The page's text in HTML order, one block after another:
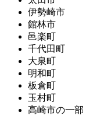
伊勢崎市
館林市
邑楽町
千代田町
大泉町
明和町
板倉町
玉村町
高崎市の一部